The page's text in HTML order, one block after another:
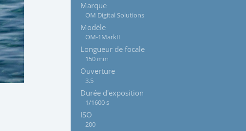
Marque
OM Digital Solutions
Modèle
OM-1MarkII
Longueur de focale
150 mm
Ouverture
3.5
Durée d'exposition
1/1600 s
ISO
200